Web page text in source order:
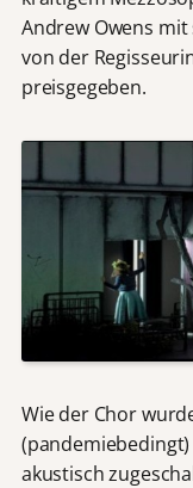
Andrew Owens
von der
preisgegeben.
Wie der Chor
akustisch